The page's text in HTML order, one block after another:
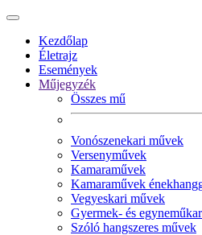
Kezdőlap
Életrajz
Események
Műjegyzék
Összes mű
Vonószenekari művek
Versenyművek
Kamaraművek
Kamaraművek
Vegyeskari művek
Gyermek- és
Szóló hangszeres művek